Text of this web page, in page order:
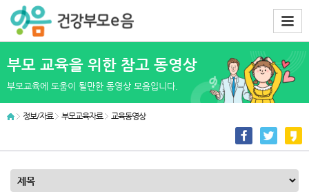
부모 교육을 위한 참고 동영상
부모교육에 도움이 될만한 동영상 모음입니다.
정보/자료 부모교육자료 교육동영상